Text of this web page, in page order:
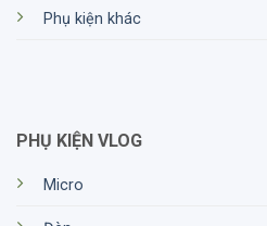
Phụ kiện khác
PHỤ KIỆN VLOG
Micro